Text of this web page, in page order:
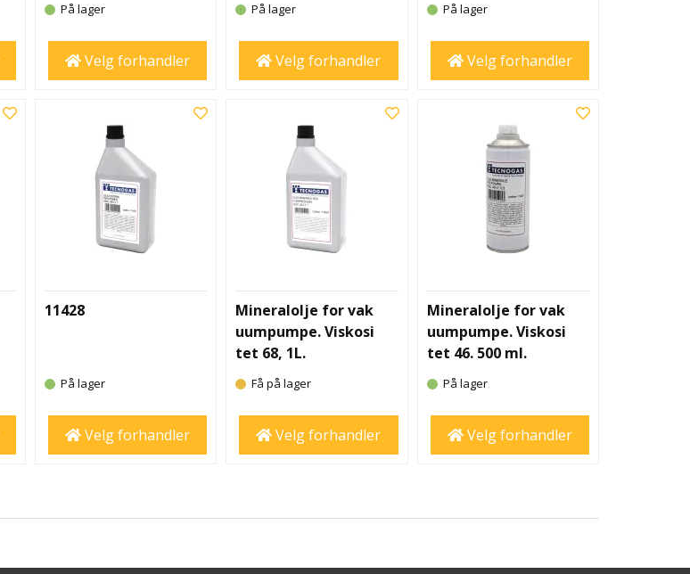
På lager
Velg forhandler
På lager
Velg forhandler
På lager
Velg forhandler
11428
På lager
Velg forhandler
Mineralolje for vak
uumpumpe. Viskosi
tet 68, 1L.
Få på lager
Velg forhandler
Mineralolje for vak
uumpumpe. Viskosi
tet 46. 500 ml.
På lager
Velg forhandler